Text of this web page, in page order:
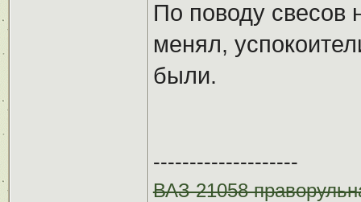
По поводу свесов
менял,
были.
--------------------
ВАЗ 21058